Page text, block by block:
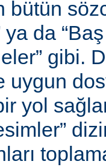
bütün
ya da
gibi.
uygun
yol